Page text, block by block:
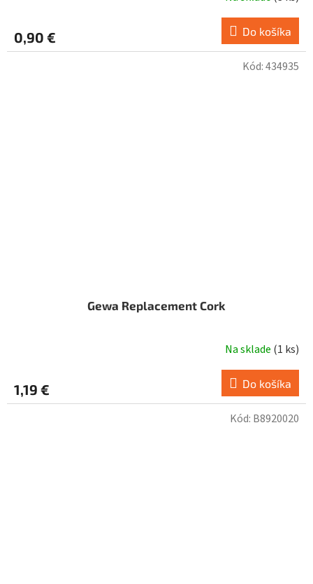
0,90 € Do košíka
Gewa Replacement Cork
Na sklade (1 ks)
1,19 € Do košíka
Kód:434935
Kód: B8920020